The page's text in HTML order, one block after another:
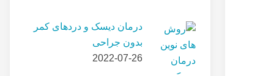
درمان دیسک و دردهای کمر
بدون جراحی
2022-07-26